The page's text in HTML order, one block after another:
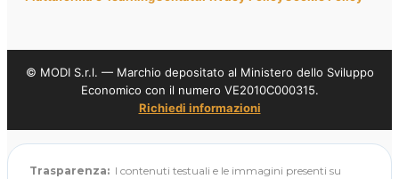
© MODI S.r.l. — Marchio depositato al Ministero dello Sviluppo
Economico con il numero VE2010C000315.
Richiedi informazioni
Trasparenza: I contenuti testuali e le immagini presenti su